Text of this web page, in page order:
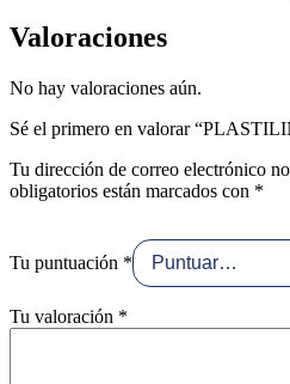
Valoraciones
No hay valoraciones aún.
Sé el primero en valorar
Tu dirección de correo electrónico
obligatorios están marcados con *
Tu puntuación *
Tu valoración *